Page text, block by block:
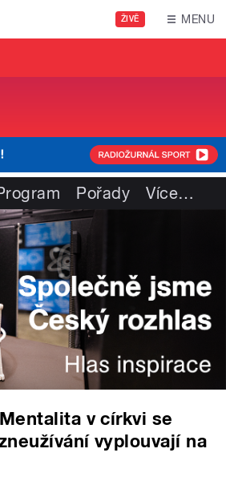
ŽIVĚ MENU
Pořady Více…
v církvi se
vyplouvají na